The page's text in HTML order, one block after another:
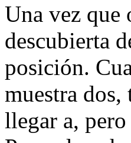
Una vez que
descubierta
posición.
muestra dos,
llegar a,